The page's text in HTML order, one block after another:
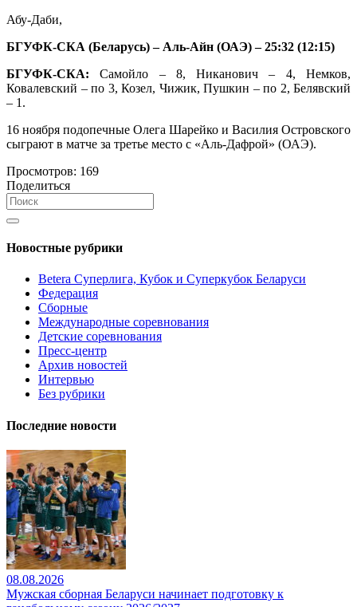
Абу-Даби,
БГУФК-СКА (Беларусь) – Аль-Айн (ОАЭ) – 25:32 (12:15)
БГУФК-СКА: Самойло – 8, Никанович – 4, Немков,
Ковалевский – по 3, Козел, Чижик, Пушкин – по 2, Белявский
– 1.
16 ноября подопечные Олега Шарейко и Василия Островского
сыграют в матче за третье место c «Аль-Дафрой» (ОАЭ).
Просмотров: 169
Поделиться
Новостные рубрики
Betera Суперлига, Кубок и Суперкубок Беларуси
Федерация
Сборные
Международные соревнования
Детские соревнования
Пресс-центр
Архив новостей
Интервью
Без рубрики
Последние новости
08.08.2026
Мужская сборная Беларуси начинает подготовку к